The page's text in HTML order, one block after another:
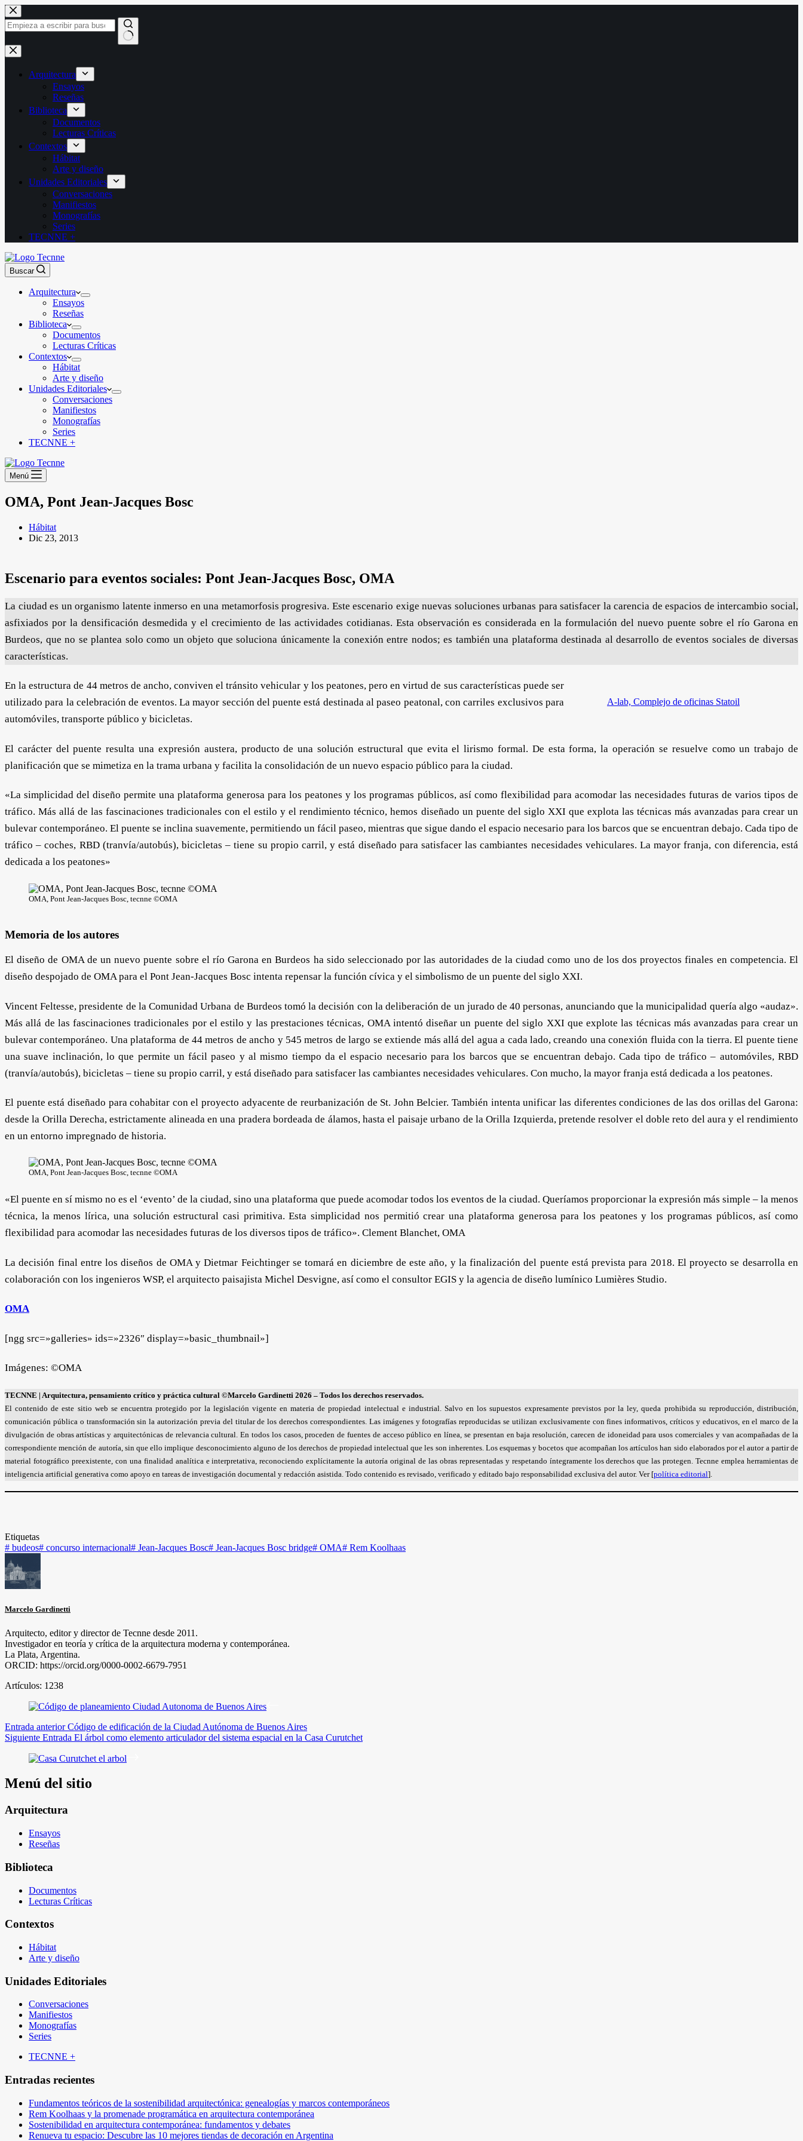
Saltar
al
contenido
Sin
resultados
Arquitectura
Ensayos
Reseñas
Biblioteca
Documentos
Lecturas Críticas
Contextos
Hábitat
Arte y diseño
Unidades Editoriales
Conversaciones
Manifiestos
Monografías
Series
TECNNE +
Buscar
Arquitectura
Ensayos
Reseñas
Biblioteca
Documentos
Lecturas Críticas
Contextos
Hábitat
Arte y diseño
Unidades Editoriales
Conversaciones
Manifiestos
Monografías
Series
TECNNE +
Menú
OMA, Pont Jean-Jacques Bosc
Hábitat
Dic 23, 2013
Escenario para eventos sociales: Pont Jean-Jacques Bosc, OMA
La ciudad es un organismo latente inmerso en una metamorfosis progresiva. Este escenario exige nuevas soluciones urbanas para satisfacer la carencia de espacios de intercambio social,
asfixiados por la densificación desmedida y el crecimiento de las actividades cotidianas. Esta observación es considerada en la formulación del nuevo puente sobre el río Garona en
Burdeos, que no se plantea solo como un objeto que soluciona únicamente la conexión entre nodos; es también una plataforma destinada al desarrollo de eventos sociales de diversas
características.
A-lab, Complejo de oficinas Statoil
En la estructura de 44 metros de ancho, conviven el tránsito vehicular y los peatones, pero en virtud de sus características puede ser
utilizado para la celebración de eventos. La mayor sección del puente está destinada al paseo peatonal, con carriles exclusivos para
automóviles, transporte público y bicicletas.
El carácter del puente resulta una expresión austera, producto de una solución estructural que evita el lirismo formal. De esta forma, la operación se resuelve como un trabajo de
planificación que se mimetiza en la trama urbana y facilita la consolidación de un nuevo espacio público para la ciudad.
«La simplicidad del diseño permite una plataforma generosa para los peatones y los programas públicos, así como flexibilidad para acomodar las necesidades futuras de varios tipos de
tráfico. Más allá de las fascinaciones tradicionales con el estilo y el rendimiento técnico, hemos diseñado un puente del siglo XXI que explota las técnicas más avanzadas para crear un
bulevar contemporáneo. El puente se inclina suavemente, permitiendo un fácil paseo, mientras que sigue dando el espacio necesario para los barcos que se encuentran debajo. Cada tipo de
tráfico – coches, RBD (tranvía/autobús), bicicletas – tiene su propio carril, y está diseñado para satisfacer las cambiantes necesidades vehiculares. La mayor franja, con diferencia, está
dedicada a los peatones»
OMA, Pont Jean-Jacques Bosc, tecnne ©OMA
Memoria de los autores
El diseño de OMA de un nuevo puente sobre el río Garona en Burdeos ha sido seleccionado por las autoridades de la ciudad como uno de los dos proyectos finales en competencia. El
diseño despojado de OMA para el Pont Jean-Jacques Bosc intenta repensar la función cívica y el simbolismo de un puente del siglo XXI.
Vincent Feltesse, presidente de la Comunidad Urbana de Burdeos tomó la decisión con la deliberación de un jurado de 40 personas, anunciando que la municipalidad quería algo «audaz».
Más allá de las fascinaciones tradicionales por el estilo y las prestaciones técnicas, OMA intentó diseñar un puente del siglo XXI que explote las técnicas más avanzadas para crear un
bulevar contemporáneo. Una plataforma de 44 metros de ancho y 545 metros de largo se extiende más allá del agua a cada lado, creando una conexión fluida con la tierra. El puente tiene
una suave inclinación, lo que permite un fácil paseo y al mismo tiempo da el espacio necesario para los barcos que se encuentran debajo. Cada tipo de tráfico – automóviles, RBD
(tranvía/autobús), bicicletas – tiene su propio carril, y está diseñado para satisfacer las cambiantes necesidades vehiculares. Con mucho, la mayor franja está dedicada a los peatones.
El puente está diseñado para cohabitar con el proyecto adyacente de reurbanización de St. John Belcier. También intenta unificar las diferentes condiciones de las dos orillas del Garona:
desde la Orilla Derecha, estrictamente alineada en una pradera bordeada de álamos, hasta el paisaje urbano de la Orilla Izquierda, pretende resolver el doble reto del aura y el rendimiento
en un entorno impregnado de historia.
OMA, Pont Jean-Jacques Bosc, tecnne ©OMA
«El puente en sí mismo no es el ‘evento’ de la ciudad, sino una plataforma que puede acomodar todos los eventos de la ciudad. Queríamos proporcionar la expresión más simple – la menos
técnica, la menos lírica, una solución estructural casi primitiva. Esta simplicidad nos permitió crear una plataforma generosa para los peatones y los programas públicos, así como
flexibilidad para acomodar las necesidades futuras de los diversos tipos de tráfico». Clement Blanchet, OMA
La decisión final entre los diseños de OMA y Dietmar Feichtinger se tomará en diciembre de este año, y la finalización del puente está prevista para 2018. El proyecto se desarrolla en
colaboración con los ingenieros WSP, el arquitecto paisajista Michel Desvigne, así como el consultor EGIS y la agencia de diseño lumínico Lumières Studio.
OMA
[ngg src=»galleries» ids=»2326″ display=»basic_thumbnail»]
Imágenes: ©OMA
TECNNE | Arquitectura, pensamiento crítico y práctica cultural ©Marcelo Gardinetti 2026 – Todos los derechos reservados.
El contenido de este sitio web se encuentra protegido por la legislación vigente en materia de propiedad intelectual e industrial. Salvo en los supuestos expresamente previstos por la ley, queda prohibida su reproducción, distribución,
comunicación pública o transformación sin la autorización previa del titular de los derechos correspondientes. Las imágenes y fotografías reproducidas se utilizan exclusivamente con fines informativos, críticos y educativos, en el marco de la
divulgación de obras artísticas y arquitectónicas de relevancia cultural. En todos los casos, proceden de fuentes de acceso público en línea, se presentan en baja resolución, carecen de idoneidad para usos comerciales y van acompañadas de la
correspondiente mención de autoría, sin que ello implique desconocimiento alguno de los derechos de propiedad intelectual que les son inherentes. Los esquemas y bocetos que acompañan los artículos han sido elaborados por el autor a partir de
material fotográfico preexistente, con una finalidad analítica e interpretativa, reconociendo explícitamente la autoría original de las obras representadas y respetando íntegramente los derechos que las protegen. Tecnne emplea herramientas de
inteligencia artificial generativa como apoyo en tareas de investigación documental y redacción asistida. Todo contenido es revisado, verificado y editado bajo responsabilidad exclusiva del autor. Ver [política editorial].
Etiquetas
# budeos# concurso internacional# Jean-Jacques Bosc# Jean-Jacques Bosc bridge# OMA# Rem Koolhaas
Marcelo Gardinetti
Arquitecto, editor y director de Tecnne desde 2011.
Investigador en teoría y crítica de la arquitectura moderna y contemporánea.
La Plata, Argentina.
ORCID: https://orcid.org/0000-0002-6679-7951
Artículos: 1238
Entrada anteriorCódigo de edificación de la Ciudad Autónoma de Buenos Aires
Siguiente Entrada El árbol como elemento articulador del sistema espacial en la Casa Curutchet
Menú del sitio
Arquitectura
Ensayos
Reseñas
Biblioteca
Documentos
Lecturas Críticas
Contextos
Hábitat
Arte y diseño
Unidades Editoriales
Conversaciones
Manifiestos
Monografías
Series
TECNNE +
Entradas recientes
Fundamentos teóricos de la sostenibilidad arquitectónica: genealogías y marcos contemporáneos
Rem Koolhaas y la promenade programática en arquitectura contemporánea
Sostenibilidad en arquitectura contemporánea: fundamentos y debates
Renueva tu espacio: Descubre las 10 mejores tiendas de decoración en Argentina